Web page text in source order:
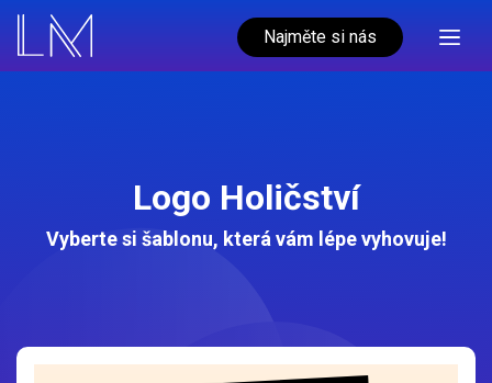
Najměte si nás
Logo Holičství
Vyberte si šablonu, která vám lépe vyhovuje!